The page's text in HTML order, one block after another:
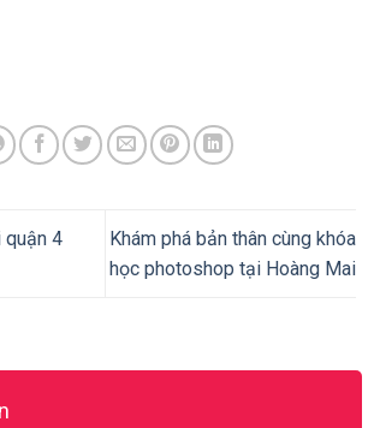
quận 4
Khám phá bản thân cùng khóa
học photoshop tại Hoàng Mai